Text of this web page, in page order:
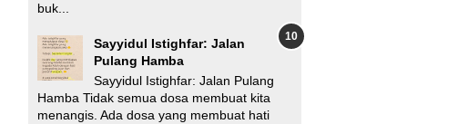
buk...
Sayyidul Istighfar: Jalan
Pulang Hamba
Sayyidul Istighfar: Jalan Pulang
Hamba Tidak semua dosa membuat kita
menangis. Ada dosa yang membuat hati